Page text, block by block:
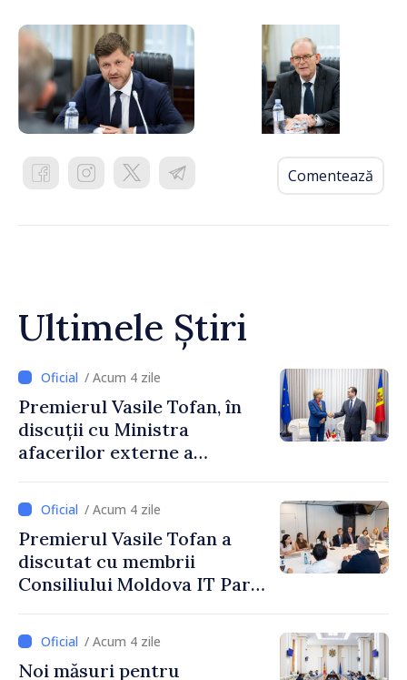
Comentează
Ultimele Știri
/ Acum 4 zile
Premierul Vasile Tofan, în
discuții cu Ministra
afacerilor externe a
/ Acum 4 zile
Premierul Vasile Tofan a
discutat cu membrii
Consiliului Moldova IT Park:
industriei IT”
/ Acum 4 zile
Noi măsuri pentru